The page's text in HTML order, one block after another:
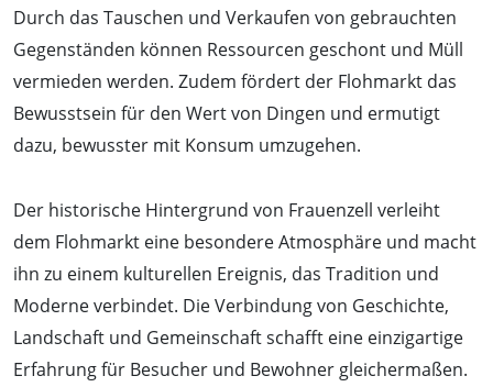
Durch das Tauschen und Verkaufen von gebrauchten
Gegenständen können Ressourcen geschont und Müll
vermieden werden. Zudem fördert der Flohmarkt das
Bewusstsein für den Wert von Dingen und ermutigt
dazu, bewusster mit Konsum umzugehen.
Der historische Hintergrund von Frauenzell verleiht
dem Flohmarkt eine besondere Atmosphäre und macht
ihn zu einem kulturellen Ereignis, das Tradition und
Moderne verbindet. Die Verbindung von Geschichte,
Landschaft und Gemeinschaft schafft eine einzigartige
Erfahrung für Besucher und Bewohner gleichermaßen.